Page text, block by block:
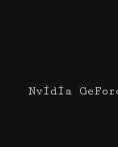
Nvidia